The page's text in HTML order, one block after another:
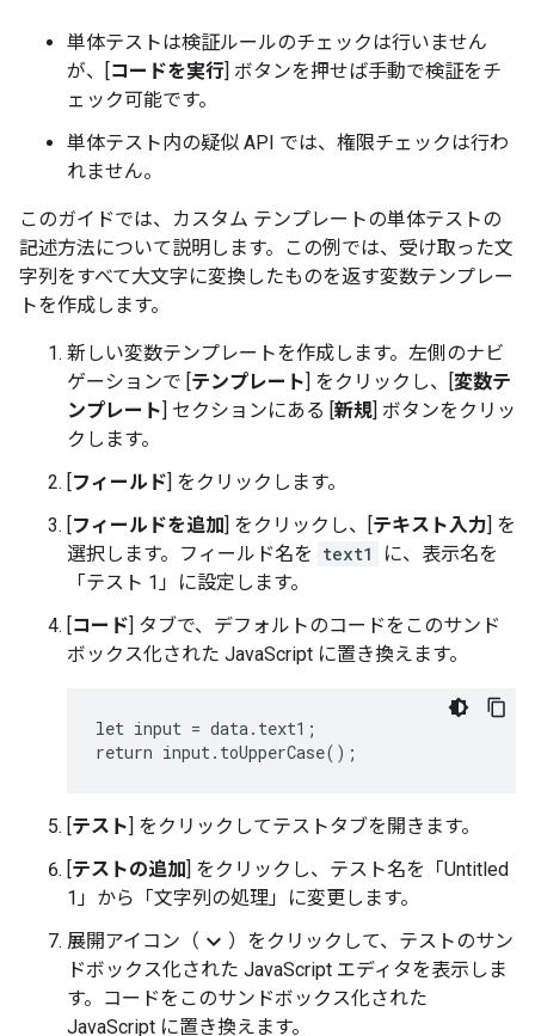
単体テストは検証ルールのチェックは行いません
が、[コードを実行] ボタンを押せば手動で検証をチ
ェック可能です。
単体テスト内の疑似 API では、権限チェックは行わ
れません。
このガイドでは、カスタム テンプレートの単体テストの
記述方法について説明します。この例では、受け取った文
字列をすべて大文字に変換したものを返す変数テンプレー
トを作成します。
新しい変数テンプレートを作成します。左側のナビ
ゲーションで [テンプレート] をクリックし、[変数テ
ンプレート] セクションにある [新規] ボタンをクリッ
クします。
[フィールド] をクリックします。
[フィールドを追加] をクリックし、[テキスト入力] を
選択します。フィールド名を text1
に、表示名を
「テスト 1」に設定します。
[コード] タブで、デフォルトのコードをこのサンド
ボックス化された JavaScript に置き換えます。
let input = data.text1;
[テスト] をクリックしてテストタブを開きます。
[テストの追加] をクリックし、テスト名を「Untitled
1」 から「文字列の処理」
に変更します。
展開アイコン（ expand_more ）をクリックして、テストのサン
ドボックス化された JavaScript エディタを表示しま
す。コードをこのサンドボックス化された
JavaScript に置き換えます。